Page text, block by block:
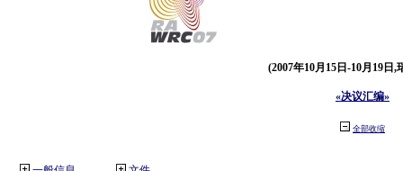
(2007年10月15日-10月19日,
«决议汇编»
全部收缩